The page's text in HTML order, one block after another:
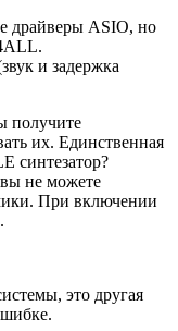
драйверы ASIO, но
и задержка
получите
их. Единственная
синтезатор?
не можете
При включении
это другая